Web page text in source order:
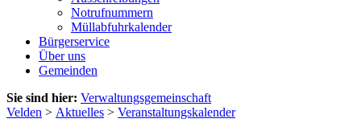
Notrufnummern
Müllabfuhrkalender
Bürgerservice
Über uns
Gemeinden
Sie sind hier: Verwaltungsgemeinschaft
Velden > Aktuelles > Veranstaltungskalender